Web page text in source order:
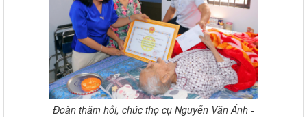
Đoàn thăm hỏi, chúc thọ cụ Nguyễn Văn Ánh -